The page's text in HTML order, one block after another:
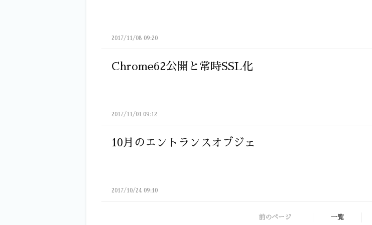
2017/11/08 09:20
Chrome62公開と常時SSL化
2017/11/01 09:12
10月のエントランスオブジェ
2017/10/24 09:10
前のページ 一覧